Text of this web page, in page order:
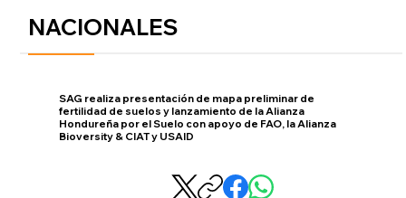
NACIONALES
SAG realiza presentación de mapa preliminar de
fertilidad de suelos y lanzamiento de la Alianza
Hondureña por el Suelo con apoyo de FAO, la Alianza
Bioversity & CIAT y USAID